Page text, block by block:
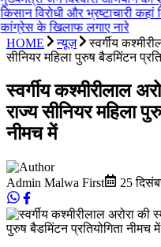
विरोधी और भ्रष्टाचारी
के खिलाफ लगाए नारे
HOME
न्यूज़
स्वर्गीय
सीनियर महिला पुरुष बैडमिंटन
स्वर्गीय कश्मीरीलाल
राज्य सीनियर महिला
नीमच में
Admin Malwa First 25